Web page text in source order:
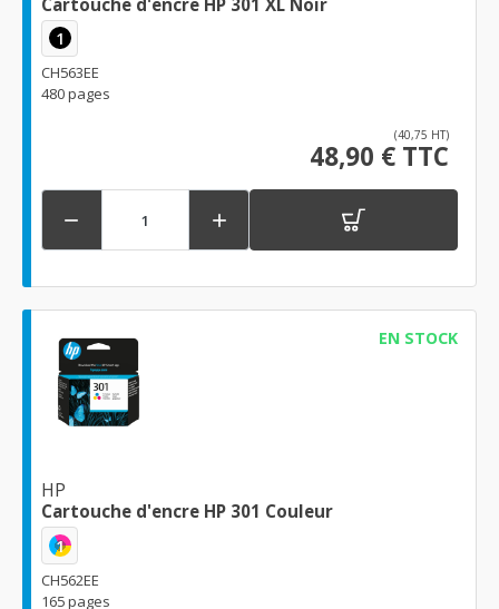
1
CH563EE
480 pages
(40,75 HT)
48,90 € TTC
 
EN STOCK
HP
Cartouche d'encre HP 301 Couleur
1
CH562EE
165 pages